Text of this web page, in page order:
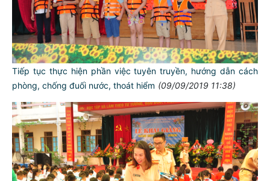
Tiếp tục thực hiện phần việc tuyên truyền, hướng dẫn cách
phòng, chống đuối nước, thoát hiểm (09/09/2019 11:38)